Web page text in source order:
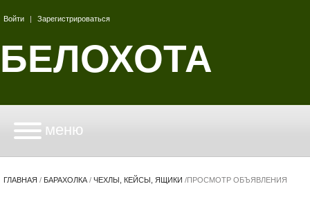
Войти | Зарегистрироваться
БЕЛОХОТА
меню
ГЛАВНАЯ / БАРАХОЛКА / ЧЕХЛЫ, КЕЙСЫ, ЯЩИКИ /ПРОСМОТР ОБЪЯВЛЕНИЯ